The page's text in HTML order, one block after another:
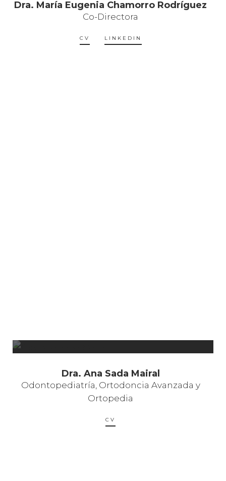
Dra. María Eugenia Chamorro Rodríguez
Co-Directora
CV LINKEDIN
Dra. Ana Sada Mairal
Odontopediatría, Ortodoncia Avanzada y
Ortopedia
CV